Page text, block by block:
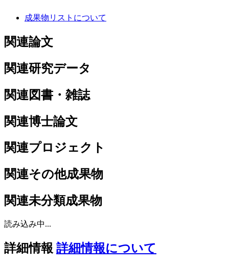
成果物リストについて
関連論文
関連研究データ
関連図書・雑誌
関連博士論文
関連プロジェクト
関連その他成果物
関連未分類成果物
読み込み中...
詳細情報 詳細情報について